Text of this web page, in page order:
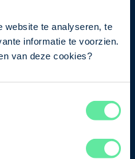
website te analyseren, te
informatie te voorzien.
van deze cookies?